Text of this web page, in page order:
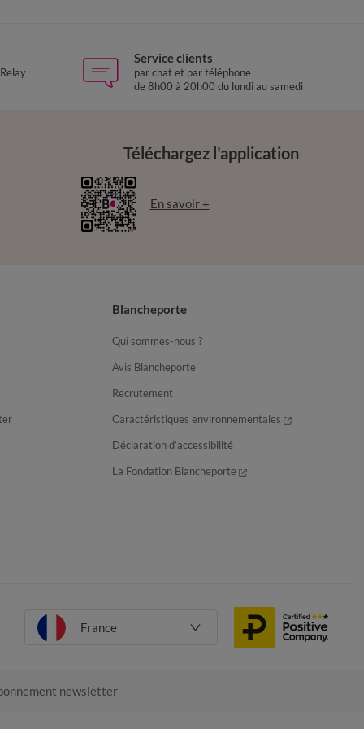
Service clients
par chat et par téléphone
de 8h00 à 20h00 du lundi au samedi
Téléchargez l’application
En savoir +
Blancheporte
Qui sommes-nous ?
Avis Blancheporte
Recrutement
Caractéristiques environnementales
Déclaration d’accessibilité
La Fondation Blancheporte
France
newsletter